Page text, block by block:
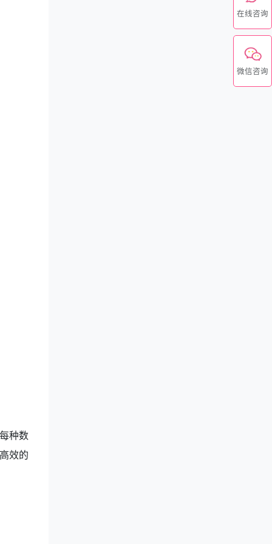
种数
效的
在线咨询
微信咨询